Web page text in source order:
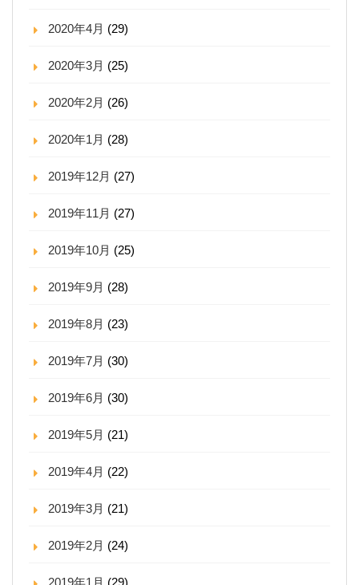
2020年4月 (29)
2020年3月 (25)
2020年2月 (26)
2020年1月 (28)
2019年12月 (27)
2019年11月 (27)
2019年10月 (25)
2019年9月 (28)
2019年8月 (23)
2019年7月 (30)
2019年6月 (30)
2019年5月 (21)
2019年4月 (22)
2019年3月 (21)
2019年2月 (24)